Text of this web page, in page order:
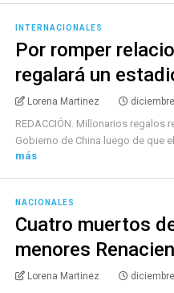
INTERNACIONALES
Por romper
regalará un
Lorena Martinez
REDACCIÓN. Millonarios regalos
Gobierno de China luego de que
más
NACIONALES
Cuatro muertos
menores
Lorena Martinez